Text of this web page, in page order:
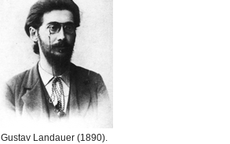
Gustav Landauer (1890).